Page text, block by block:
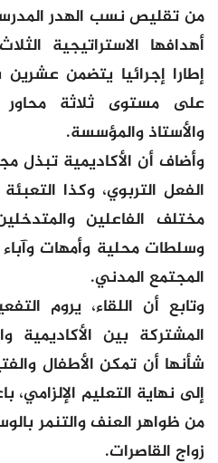
من تقليص نسب الهدر
أهدافها الاستراتيجية
إطارا إجرائيا يتضمن
على مستوى ثلاثة
والأستاذ والمؤسسة.
وأضاف أن الأكاديمية تبذل
الفعل التربوي، وكذا
مختلف الفاعلين
وسلطات محلية وأمهات وآباء
المجتمع المدني.
وتابع أن اللقاء، يروم
المشتركة بين الأكاديمية
شأنها أن تمكن الأطفال
إلى نهاية التعليم الإلزامي،
من ظواهر العنف والتنمر
زواج القاصرات.